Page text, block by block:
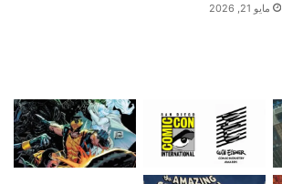
مايو 21, 2026